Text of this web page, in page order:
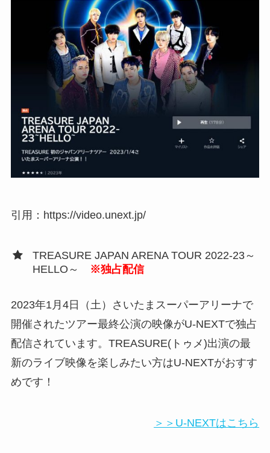
引用：https://video.unext.jp/
TREASURE JAPAN ARENA TOUR 2022-23～
HELLO～
※独占配信
2023年1月4日（土）さいたまスーパーアリーナで
開催されたツアー最終公演の映像がU-NEXTで独占
配信されています。TREASURE(トゥメ)出演の最
新のライブ映像を楽しみたい方はU-NEXTがおすす
めです！
＞＞U-NEXTはこちら